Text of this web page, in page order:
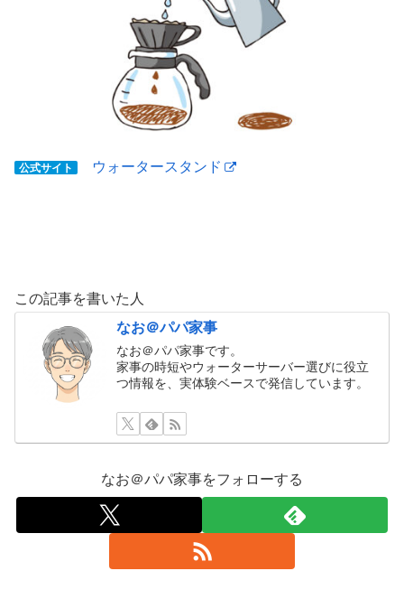
公式サイト ウォータースタンド
この記事を書いた人
なお＠パパ家事
なお＠パパ家事です。
家事の時短やウォーターサーバー選びに役立
つ情報を、実体験ベースで発信しています。
なお＠パパ家事をフォローする